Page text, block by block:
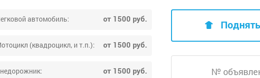
автомобиль: от 1500 руб.
(квадроцикл, и т.п.): от 1500 руб.
от 1500 руб. №